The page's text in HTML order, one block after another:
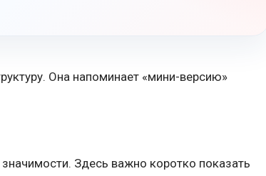
Она напоминает «мини-версию»
Здесь важно коротко показать